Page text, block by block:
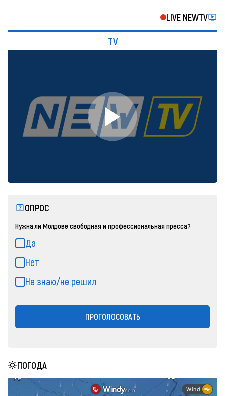
LIVE NEWTV
TV
ОПРОС
Нужна ли Молдове свободная и профессиональная пресса?
Да
Нет
Не знаю/не решил
ПРОГОЛОСОВАТЬ
ПОГОДА